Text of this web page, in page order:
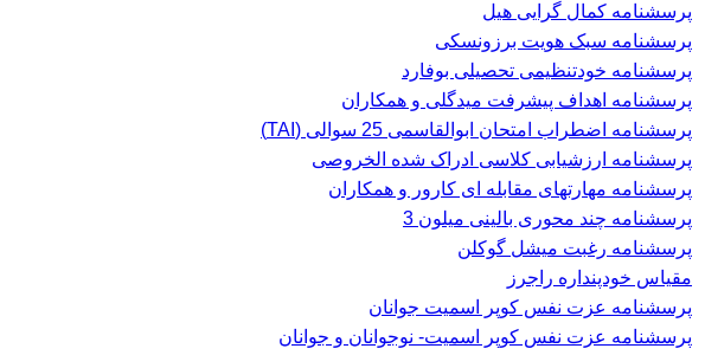
پرسشنامه کمال گرایی هیل
پرسشنامه سبک هویت برزونسکی
پرسشنامه خودتنظیمی تحصیلی بوفارد
پرسشنامه اهداف پیشرفت میدگلی و همکاران
پرسشنامه اضطراب امتحان ابوالقاسمی 25 سوالی (TAI)
پرسشنامه ارزشیابی کلاسی ادراک شده الخروصی
پرسشنامه مهارتهای مقابله ای کارور و همکاران
پرسشنامه چند محوری بالینی میلون 3
پرسشنامه رغبت ميشل گوكلن
مقیاس خودپنداره راجرز
پرسشنامه عزت نفس كوپر اسميت جوانان
پرسشنامه عزت نفس کوپر اسمیت- نوجوانان و جوانان